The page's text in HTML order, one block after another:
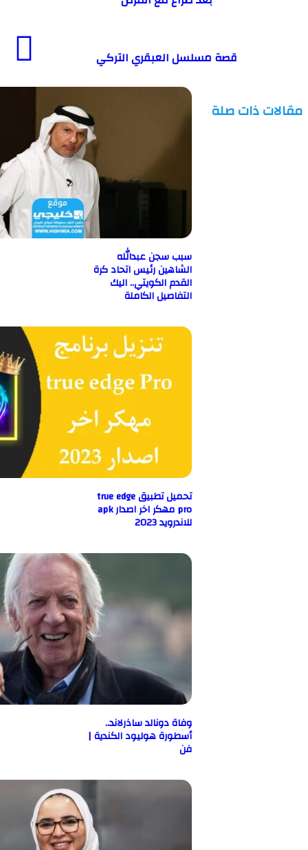
قصة مسلسل العبقري التركي
ذات صلة
سبب سجن عبدالله
الشاهين رئيس اتحاد كرة
القدم الكويتي.. اليك
التفاصيل الكاملة
تحميل تطبيق true edge
pro مهكر اخر اصدار apk
وفاة دونالد ساذرلاند..
أسطورة هوليود الكندية |